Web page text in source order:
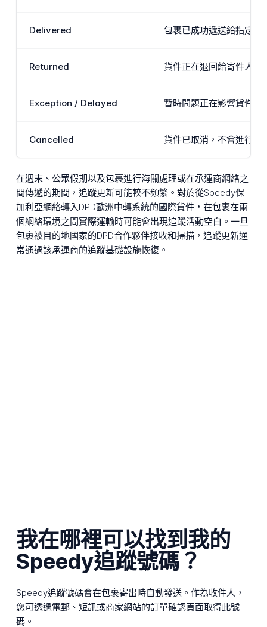
Delivered 包裹已成功遞送給指定
Returned 貨件正在退回給寄件人。
Exception / Delayed 暫時問題正在影響貨件的
Cancelled 貨件已取消，不會進行遞
在週末、公眾假期以及包裹進行海關處理或在承運商網絡之
間傳遞的期間，追蹤更新可能較不頻繁。對於從Speedy保
加利亞網絡轉入DPD歐洲中轉系統的國際貨件，在包裹在兩
個網絡環境之間實際運輸時可能會出現追蹤活動空白。一旦
包裹被目的地國家的DPD合作夥伴接收和掃描，追蹤更新通
常通過該承運商的追蹤基礎設施恢復。
我在哪裡可以找到我的
Speedy追蹤號碼？
Speedy追蹤號碼會在包裹寄出時自動發送。作為收件人，
您可透過電郵、短訊或商家網站的訂單確認頁面取得此號
碼。